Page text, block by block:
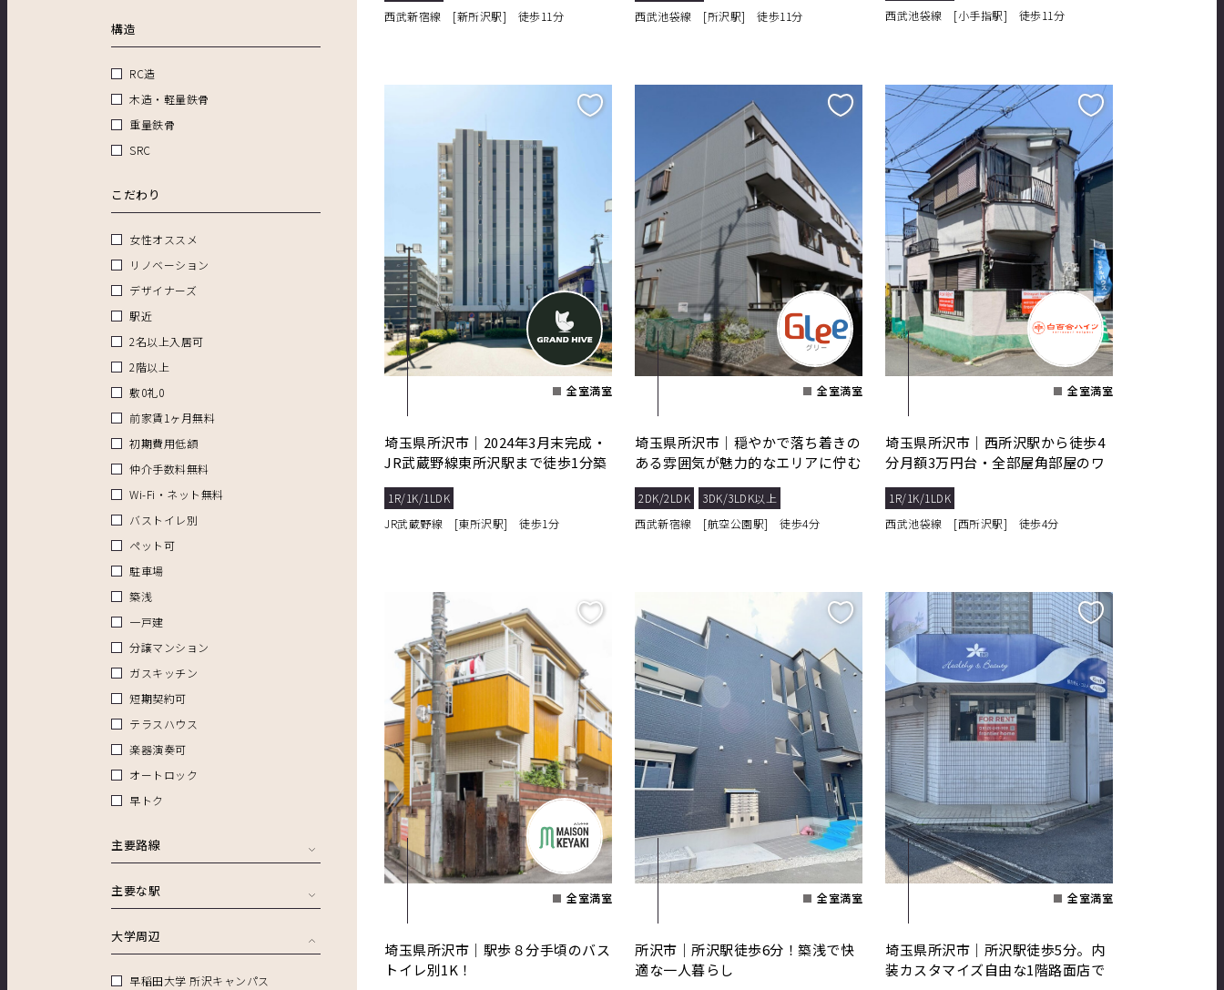
西武新宿線 [新所沢駅] 徒歩11分
西武池袋線 [所沢駅] 徒歩11分
西武池袋線 [小手指駅] 徒歩11分
全室満室
埼玉県所沢市｜2024年3月末完成・
JR武蔵野線東所沢駅まで徒歩1分築
1R/1K/1LDK
JR武蔵野線 [東所沢駅] 徒歩1分
全室満室
埼玉県所沢市｜穏やかで落ち着きの
ある雰囲気が魅力的なエリアに佇む
2DK/2LDK
3DK/3LDK以上
西武新宿線 [航空公園駅] 徒歩4分
全室満室
埼玉県所沢市｜西所沢駅から徒歩4
分月額3万円台・全部屋角部屋のワ
1R/1K/1LDK
西武池袋線 [西所沢駅] 徒歩4分
全室満室
埼玉県所沢市｜駅歩８分手頃のバス
トイレ別1K！
全室満室
所沢市｜所沢駅徒歩6分！築浅で快
適な一人暮らし
全室満室
埼玉県所沢市｜所沢駅徒歩5分。内
装カスタマイズ自由な1階路面店で
構造
RC造
木造・軽量鉄骨
重量鉄骨
SRC
こだわり
女性オススメ
リノベーション
デザイナーズ
駅近
2名以上入居可
2階以上
敷0礼0
前家賃1ヶ月無料
初期費用低額
仲介手数料無料
Wi-Fi・ネット無料
バストイレ別
ペット可
駐車場
築浅
一戸建
分譲マンション
ガスキッチン
短期契約可
テラスハウス
楽器演奏可
オートロック
早トク
主要路線
主要な駅
大学周辺
早稲田大学 所沢キャンパス